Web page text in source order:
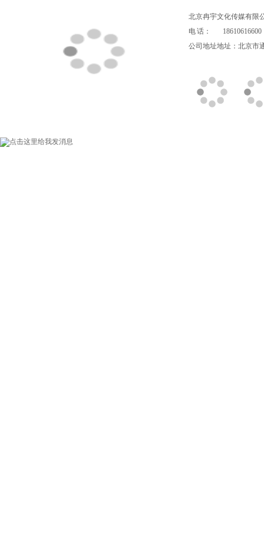
北京冉宇文化传媒有限
电 话：
18610616600
公司地址地址：北京市